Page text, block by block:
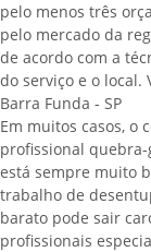
pelo menos três
pelo mercado da
de acordo com a
do serviço e o local.
Barra Funda - SP
Em muitos casos, o
profissional
está sempre muito
trabalho de
barato pode sair
profissionais